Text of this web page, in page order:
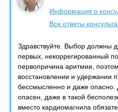
Информация о
Все ответы
Здравствуйте. Выбор должны
первых, некоррегированный
первопричина аритмии,
восстановлении и удержании
бессмысленно и даже
опасен, даже в такой
вместо кардиомагнила